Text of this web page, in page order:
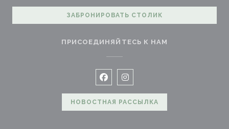
ЗАБРОНИРОВАТЬ СТОЛИК
ПРИСОЕДИНЯЙТЕСЬ К НАМ
Facebook ((открывается в
Instagram ((открывается в
НОВОСТНАЯ РАССЫЛКА